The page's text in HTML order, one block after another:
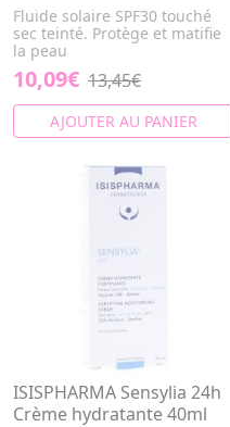
Fluide solaire SPF30 touché
sec teinté. Protège et matifie
la peau
10,09€ 13,45€
AJOUTER AU PANIER
ISISPHARMA Sensylia 24h
Crème hydratante 40ml